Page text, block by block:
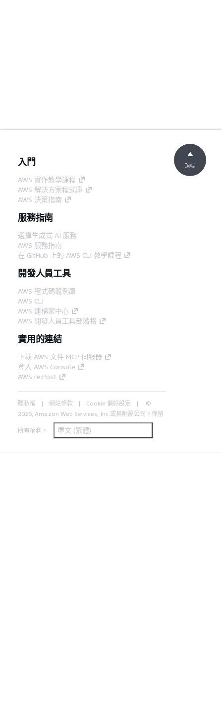
入門
AWS 實作教學課程
AWS 解決方案程式庫
AWS 決策指南
服務指南
選擇生成式 AI 服務
AWS 服務指南
在 GitHub 上的 AWS CLI 教學課程
開發人員工具
AWS 程式碼範例庫
AWS CLI
AWS 建構家中心
AWS 開發人員工具部落格
實用的連結
下載 AWS 文件 MCP 伺服器
登入 AWS Console
AWS re:Post
隱私權 網站條款 Cookie 偏好設定
©
2026, Amazon Web Services, Inc.或其附屬公司。保留
所有權利。 中文 (繁體)
頂端